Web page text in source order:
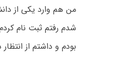
من هم وارد یکی از
شدم رفتم ثبت نام
بودم و داشتم از